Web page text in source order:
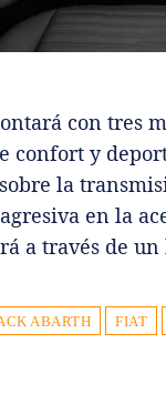
con tres
confort y
la
en la
a través de
ABARTH FIAT